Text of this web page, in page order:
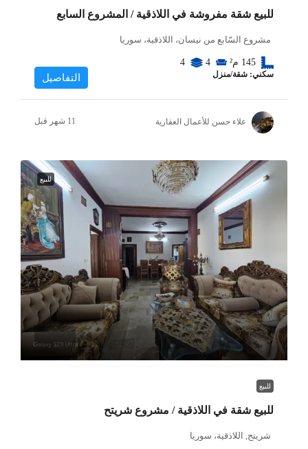
للبيع شقة مفروشة في اللاذقية / المشروع السابع
مشروع السّابع من نيسان، اللاذقية، سوريا
145 م² 4
4
سكني: شقة/منزل التفاصيل
علاء حسن للأعمال العقارية
للبيع
للبيع
للبيع شقة في اللاذقية / مشروع شريتح
شريتح, اللاذقية، سوريا